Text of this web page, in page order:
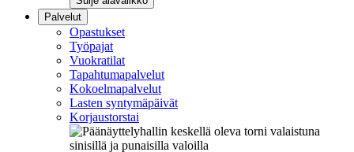
Palvelut
Opastukset
Työpajat
Vuokratilat
Tapahtumapalvelut
Kokoelmapalvelut
Lasten syntymäpäivät
Korjaustorstai